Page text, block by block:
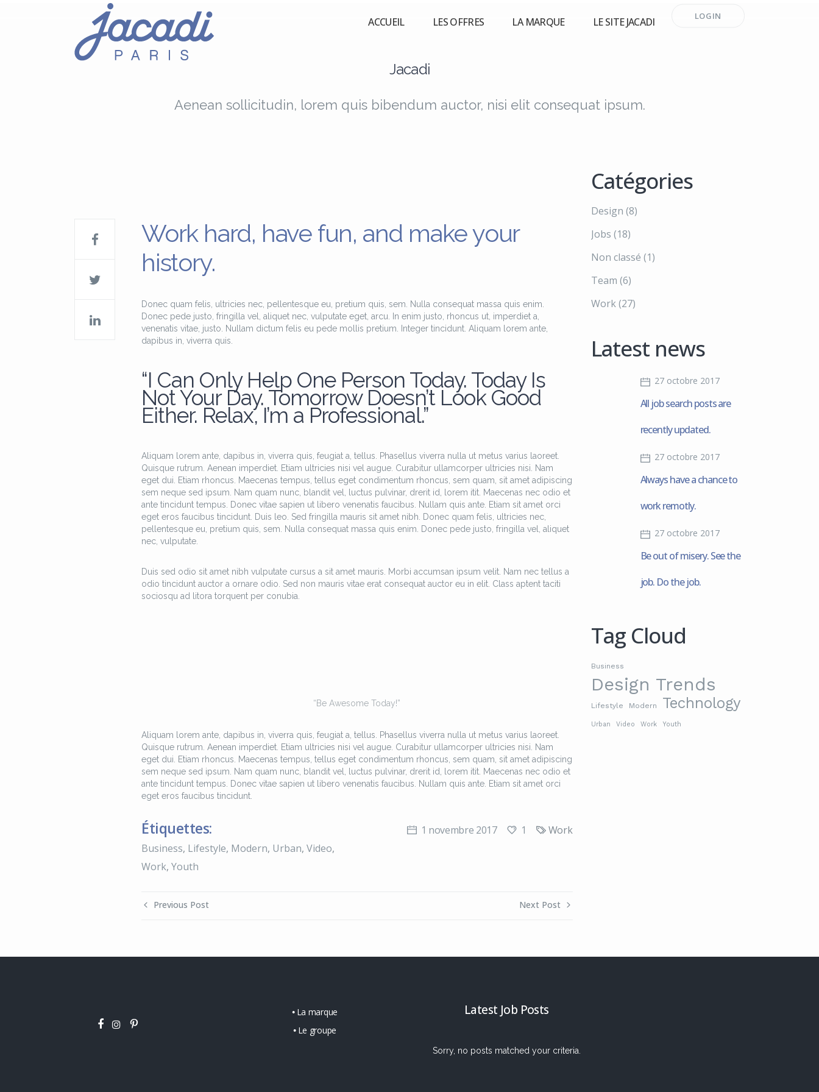
ACCUEIL LES OFFRES LA MARQUE LE SITE JACADI LOGIN
Jacadi
Aenean sollicitudin, lorem quis bibendum auctor, nisi elit consequat ipsum.
Work hard, have fun, and make your
history.
Donec quam felis, ultricies nec, pellentesque eu, pretium quis, sem. Nulla consequat massa quis enim.
Donec pede justo, fringilla vel, aliquet nec, vulputate eget, arcu. In enim justo, rhoncus ut, imperdiet a,
venenatis vitae, justo. Nullam dictum felis eu pede mollis pretium. Integer tincidunt. Aliquam lorem ante,
dapibus in, viverra quis.
“I Can Only Help One Person Today. Today Is
Not Your Day. Tomorrow Doesn’t Look Good
Either. Relax, I’m a Professional.”
Aliquam lorem ante, dapibus in, viverra quis, feugiat a, tellus. Phasellus viverra nulla ut metus varius laoreet.
Quisque rutrum. Aenean imperdiet. Etiam ultricies nisi vel augue. Curabitur ullamcorper ultricies nisi. Nam
eget dui. Etiam rhoncus. Maecenas tempus, tellus eget condimentum rhoncus, sem quam, sit amet adipiscing
sem neque sed ipsum. Nam quam nunc, blandit vel, luctus pulvinar, drerit id, lorem itit. Maecenas nec odio et
ante tincidunt tempus. Donec vitae sapien ut libero venenatis faucibus. Nullam quis ante. Etiam sit amet orci
eget eros faucibus tincidunt. Duis leo. Sed fringilla mauris sit amet nibh. Donec quam felis, ultricies nec,
pellentesque eu, pretium quis, sem. Nulla consequat massa quis enim. Donec pede justo, fringilla vel, aliquet
nec, vulputate.
Duis sed odio sit amet nibh vulputate cursus a sit amet mauris. Morbi accumsan ipsum velit. Nam nec tellus a
odio tincidunt auctor a ornare odio. Sed non mauris vitae erat consequat auctor eu in elit. Class aptent taciti
sociosqu ad litora torquent per conubia.
“Be Awesome Today!”
Aliquam lorem ante, dapibus in, viverra quis, feugiat a, tellus. Phasellus viverra nulla ut metus varius laoreet.
Quisque rutrum. Aenean imperdiet. Etiam ultricies nisi vel augue. Curabitur ullamcorper ultricies nisi. Nam
eget dui. Etiam rhoncus. Maecenas tempus, tellus eget condimentum rhoncus, sem quam, sit amet adipiscing
sem neque sed ipsum. Nam quam nunc, blandit vel, luctus pulvinar, drerit id, lorem itit. Maecenas nec odio et
ante tincidunt tempus. Donec vitae sapien ut libero venenatis faucibus. Nullam quis ante. Etiam sit amet orci
eget eros faucibus tincidunt.
Étiquettes:
Business, Lifestyle, Modern, Urban, Video,
Work, Youth
1 novembre 2017 1 Work
Previous Post Next Post
Catégories
Design (8)
Jobs (18)
Non classé (1)
Team (6)
Work(27)
Latest news
27 octobre 2017
All job search posts are
recently updated.
27 octobre 2017
Always have a chance to
work remotly.
27 octobre 2017
Be out of misery. See the
job. Do the job.
Tag Cloud
Business
Design Trends
Lifestyle Modern Technology
Urban Video Work Youth
La marque
Le groupe
Latest Job Posts
Sorry, no posts matched your criteria.